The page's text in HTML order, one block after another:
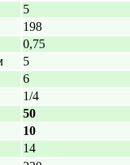
5
198
0,75
5
6
1/4
50
10
14